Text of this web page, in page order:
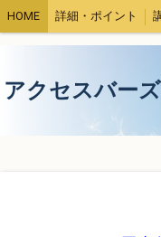
HOME 詳細・ポイント
受講者さまの声 コラム
アクセスバー